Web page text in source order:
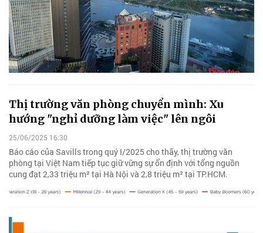
Thị trường văn phòng chuyển mình: Xu
hướng "nghỉ dưỡng làm việc" lên ngôi
25/06/2025 16:30
Báo cáo của Savills trong quý I/2025 cho thấy, thị trường văn
phòng tại Việt Nam tiếp tục giữ vững sự ổn định với tổng nguồn
cung đạt 2,33 triệu m² tại Hà Nội và 2,8 triệu m² tại TP.HCM.